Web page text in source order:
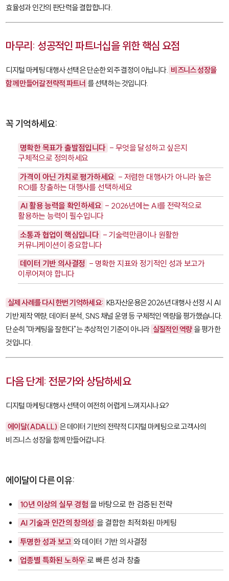
효율성과 인간의 판단력을 결합합니다.
마무리: 성공적인 파트너십을 위한 핵심 요점
디지털 마케팅 대행사 선택은 단순한 외주 결정이 아닙니다. 비즈니스 성장을
함께 만들어갈 전략적 파트너 를 선택하는 것입니다.
꼭 기억하세요:
명확한 목표가 출발점입니다 - 무엇을 달성하고 싶은지
구체적으로 정의하세요
가격이 아닌 가치로 평가하세요 - 저렴한 대행사가 아니라 높은
ROI를 창출하는 대행사를 선택하세요
AI 활용 능력을 확인하세요 - 2026년에는 AI를 전략적으로
활용하는 능력이 필수입니다
소통과 협업이 핵심입니다 - 기술력만큼이나 원활한
커뮤니케이션이 중요합니다
데이터 기반 의사결정 - 명확한 지표와 정기적인 성과 보고가
이루어져야 합니다
실제 사례를 다시 한번 기억하세요: KB자산운용은 2026년 대행사 선정 시 AI
기반 제작 역량, 데이터 분석, SNS 채널 운영 등 구체적인 역량을 평가했습니다.
단순히 "마케팅을 잘한다"는 추상적인 기준이 아니라 실질적인 역량 을 평가한
것입니다.
다음 단계: 전문가와 상담하세요
디지털 마케팅 대행사 선택이 여전히 어렵게 느껴지시나요?
에이달(ADALL) 은 데이터 기반의 전략적 디지털 마케팅으로 고객사의
비즈니스 성장을 함께 만들어갑니다.
에이달이 다른 이유:
10년 이상의 실무 경험 을 바탕으로 한 검증된 전략
AI 기술과 인간의 창의성 을 결합한 최적화된 마케팅
투명한 성과 보고 와 데이터 기반 의사결정
업종별 특화된 노하우 로 빠른 성과 창출